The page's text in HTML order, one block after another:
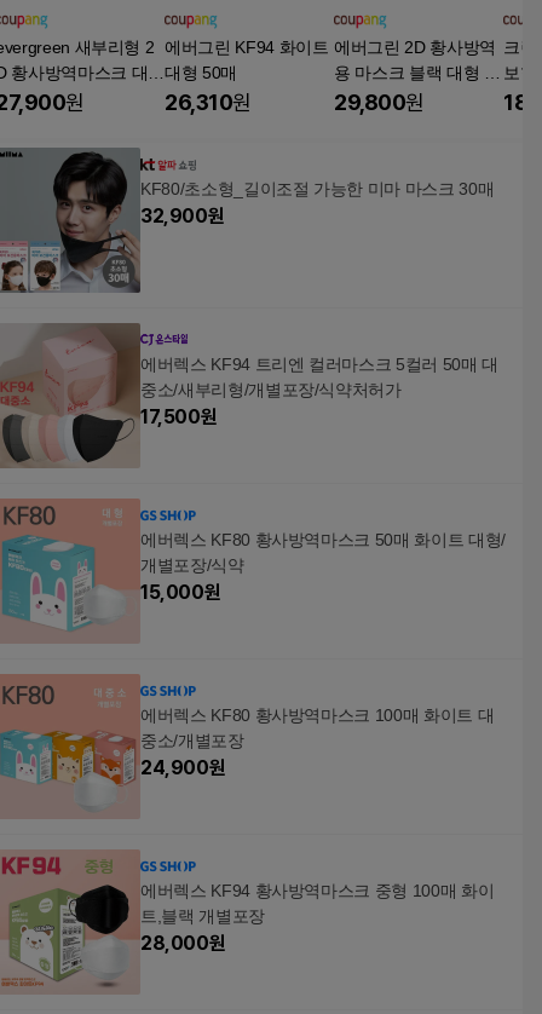
새부리형 2
황사방역마스크 대형
원
에버그린 KF94 화이트
대형 50매
26,310원
에버그린 2D 황사방역
용 마스크 블랙 대형 K
F94
29,800원
크린
보형
50V
KF80/초소형_길이조절 가능한 미마 마스크 30매
32,900원
에버렉스 KF94 트리엔 컬러마스크 5컬러 50매 대
중소/새부리형/개별포장/식약처허가
17,500원
에버렉스 KF80 황사방역마스크 50매 화이트 대형/
개별포장/식약
15,000원
에버렉스 KF80 황사방역마스크 100매 화이트 대
중소/개별포장
24,900원
에버렉스 KF94 황사방역마스크 중형 100매 화이
트,블랙 개별포장
28,000원